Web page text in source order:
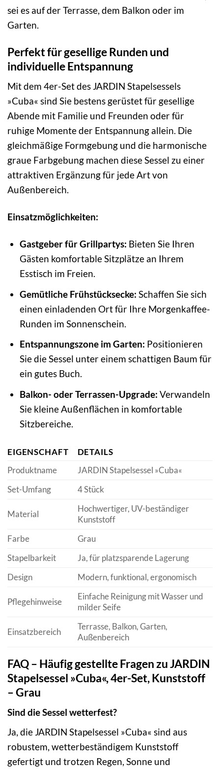
sei es auf der Terrasse, dem Balkon oder im
Garten.
Perfekt für gesellige Runden und
individuelle Entspannung
Mit dem 4er-Set des JARDIN Stapelsessels
»Cuba« sind Sie bestens gerüstet für gesellige
Abende mit Familie und Freunden oder für
ruhige Momente der Entspannung allein. Die
gleichmäßige Formgebung und die harmonische
graue Farbgebung machen diese Sessel zu einer
attraktiven Ergänzung für jede Art von
Außenbereich.
Einsatzmöglichkeiten:
Gastgeber für Grillpartys: Bieten Sie Ihren
Gästen komfortable Sitzplätze an Ihrem
Esstisch im Freien.
Gemütliche Frühstücksecke: Schaffen Sie sich
einen einladenden Ort für Ihre Morgenkaffee-
Runden im Sonnenschein.
Entspannungszone im Garten: Positionieren
Sie die Sessel unter einem schattigen Baum für
ein gutes Buch.
Balkon- oder Terrassen-Upgrade: Verwandeln
Sie kleine Außenflächen in komfortable
Sitzbereiche.
EIGENSCHAFT
DETAILS
Produktname
JARDIN Stapelsessel »Cuba«
Set-Umfang
4 Stück
Material
Hochwertiger, UV-beständiger
Kunststoff
Farbe
Grau
Stapelbarkeit
Ja, für platzsparende Lagerung
Design
Modern, funktional, ergonomisch
Pflegehinweise
Einfache Reinigung mit Wasser und
milder Seife
Einsatzbereich
Terrasse, Balkon, Garten,
Außenbereich
FAQ – Häufig gestellte Fragen zu JARDIN
Stapelsessel »Cuba«, 4er-Set, Kunststoff
– Grau
Sind die Sessel wetterfest?
Ja, die JARDIN Stapelsessel »Cuba« sind aus
robustem, wetterbeständigem Kunststoff
gefertigt und trotzen Regen, Sonne und